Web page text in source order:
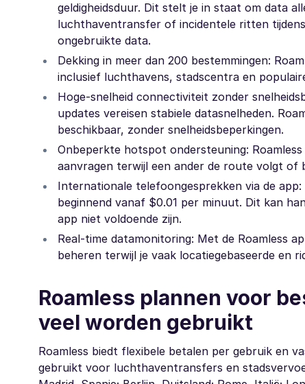
geldigheidsduur. Dit stelt je in staat om data
luchthaventransfer of incidentele ritten
ongebruikte data.
Dekking in meer dan 200 bestemmingen:
inclusief luchthavens, stadscentra en
Hoge-snelheid connectiviteit zonder
updates vereisen stabiele datasnelheden.
beschikbaar, zonder snelheidsbeperkingen.
Onbeperkte hotspot ondersteuning:
aanvragen terwijl een ander de route volgt of
Internationale telefoongesprekken via de
beginnend vanaf $0.01 per minuut. Dit kan
app niet voldoende zijn.
Real-time datamonitoring: Met de Roamless
beheren terwijl je vaak locatiegebaseerde en
Roamless plannen voor
veel worden gebruikt
Roamless biedt flexibele betalen per gebruik en
gebruikt voor luchthaventransfers en